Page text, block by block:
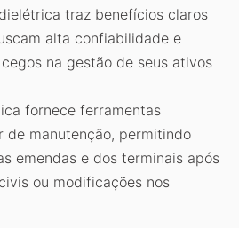
traz benefícios claros
alta confiabilidade e
na gestão de seus ativos
fornece ferramentas
de manutenção, permitindo
emendas e dos terminais após
ou modificações nos